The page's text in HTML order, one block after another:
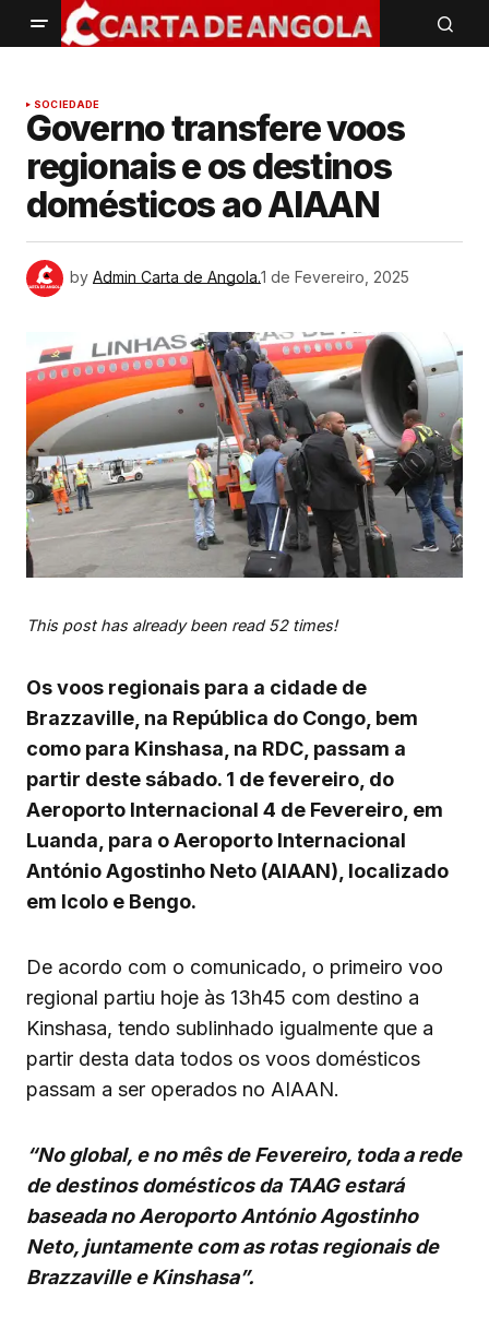
SOCIEDADE
Governo transfere voos
regionais e os destinos
domésticos ao AIAAN
by Admin Carta de Angola.1 de Fevereiro, 2025
This post has already been read 52 times!
Os voos regionais para a cidade de
Brazzaville, na República do Congo, bem
como para Kinshasa, na RDC, passam a
partir deste sábado. 1 de fevereiro, do
Aeroporto Internacional 4 de Fevereiro, em
Luanda, para o Aeroporto Internacional
António Agostinho Neto (AIAAN), localizado
em Icolo e Bengo.
De acordo com o comunicado, o primeiro voo
regional partiu hoje às 13h45 com destino a
Kinshasa, tendo sublinhado igualmente que a
partir desta data todos os voos domésticos
passam a ser operados no AIAAN.
“No global, e no mês de Fevereiro, toda a rede
de destinos domésticos da TAAG estará
baseada no Aeroporto António Agostinho
Neto, juntamente com as rotas regionais de
Brazzaville e Kinshasa”.